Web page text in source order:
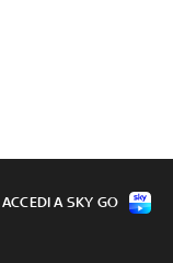
ACCEDI A SKY GO